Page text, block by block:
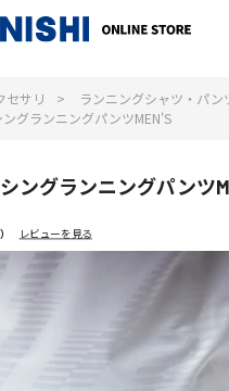
セサリ
ランニングシャツ・パン
グランニングパンツMEN'S
ングランニングパンツ
レビューを見る